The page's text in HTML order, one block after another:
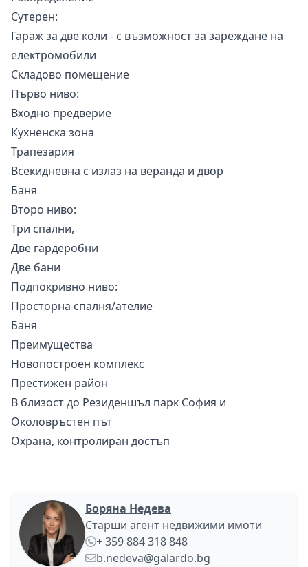
Сутерен:
Гараж за две коли - с възможност за зареждане на
електромобили
Складово помещение
Първо ниво:
Входно предверие
Кухненска зона
Трапезария
Всекидневна с излаз на веранда и двор
Баня
Второ ниво:
Три спални,
Две гардеробни
Две бани
Подпокривно ниво:
Просторна спалня/ателие
Баня
Преимущества
Новопостроен комплекс
Престижен район
В близост до Резиденшъл парк София и
Околовръстен път
Охрана, контролиран достъп
Боряна Недева
Старши агент недвижими имоти
+ 359 884 318 848
b.nedeva@galardo.bg